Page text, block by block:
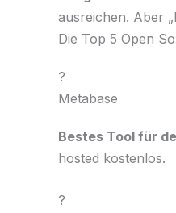
ausreichen. Aber
Die Top 5 Open
?
Metabase
Bestes Tool für
hosted kostenlos.
?